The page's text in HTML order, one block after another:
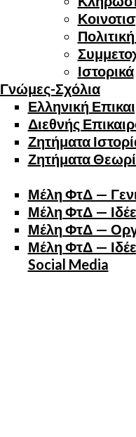
Ιστορικά
Γνώμες-Σχόλια
Ελληνική
Διεθνής
Ζητήματα
Ζητήματα
Μέλη ΦτΔ —
Μέλη ΦτΔ —
Μέλη ΦτΔ —
Μέλη ΦτΔ —
Social Media